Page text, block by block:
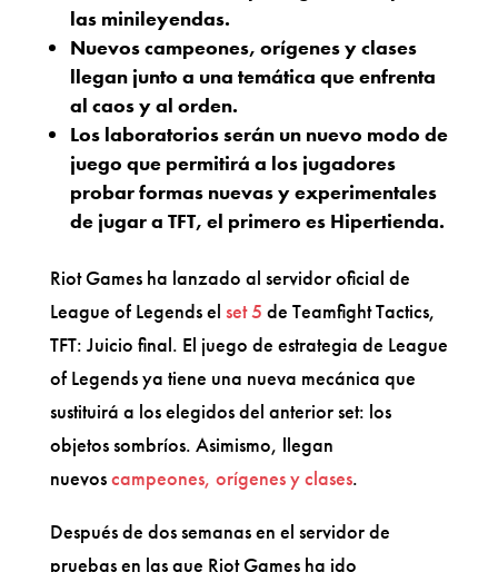
las minileyendas.
Nuevos campeones, orígenes y clases
llegan junto a una temática que enfrenta
al caos y al orden.
Los laboratorios serán un nuevo modo de
juego que permitirá a los jugadores
probar formas nuevas y experimentales
de jugar a TFT, el primero es Hipertienda.
Riot Games ha lanzado al servidor oficial de
League of Legends el set 5 de Teamfight Tactics,
TFT: Juicio final. El juego de estrategia de League
of Legends ya tiene una nueva mecánica que
sustituirá a los elegidos del anterior set: los
objetos sombríos. Asimismo, llegan
nuevoscampeones, orígenes y clases.
Después de dos semanas en el servidor de
pruebas en las que Riot Games ha ido